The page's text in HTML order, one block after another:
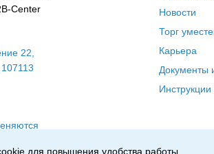
Center
22
107113
Новости
Торг
Карьера
Документы
для повышения удобства работы.